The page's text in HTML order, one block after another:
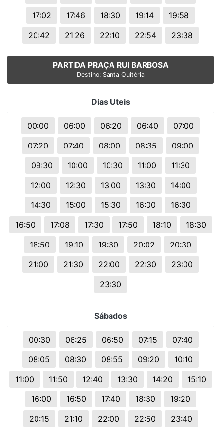
17:02
17:46 18:30 19:14
19:58
20:42
21:26 22:10 22:54 23:38
PARTIDA PRAÇA RUI BARBOSA
Destino: Santa Quitéria
Dias Uteis
00:00 06:00 06:20 06:40
07:00
07:20
07:40 08:00 08:35
09:00
09:30
10:00 10:30 11:00
11:30
12:00
12:30 13:00 13:30
14:00
14:30
15:00 15:30 16:00
16:30
16:50
17:08 17:30 17:50 18:10
18:30
18:50
19:10 19:30 20:02
20:30
21:00
21:30 22:00 22:30
23:00
23:30
Sábados
00:30 06:25 06:50 07:15
07:40
08:05
08:30 08:55 09:20
10:10
11:00
11:50 12:40 13:30 14:20
15:10
16:00
16:50 17:40 18:30
19:20
20:15
21:10 22:00 22:50 23:40